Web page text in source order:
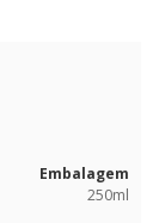
Embalagem
250ml